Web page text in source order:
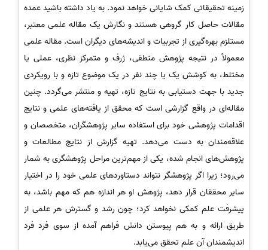
زمینه تحقیقاتی کمک شایانی خواهد نمود. به یاد داشته باشید عمده
مقالات حاصل کار گروهی هستند و نگارش یک مقاله علمی معتبر،
مستلزم بهره‌گیری از تجربیات و اندیشه‌های دیگران است. مقاله علمی
معمولاً در نتیجه پژوهش منطقی، ژرف و متمرکز نظری، عملی یا
مختلط، به کوشش یک یا چند نفر در یک موضوع تازه و با رویکردی
جدید با جهت دستیابی به نتایج تازه، تهیه و منتشر می‌گردد. چنین
مقاله‌ای در واقع گزارشی است که محقق از یافته‌های علمی و نتایج
اقدامات پژوهشی خود برای استفاده سایر پژوهشگران، متخصصان و
علاقه‌مندان به دست می‌دهد. تهیه گزارش از نتایج مطالعات و
پژوهش‌های انجام شده، یکی از مهم‌ترین مراحل پژوهشگری به شمار
می‌رود؛ زیرا اگر پژوهشگر نتواند دستاوردهای علمی خود را در اختیار
سایر محققان قرار دهد، پژوهش او هر اندازه هم که مهم باشد، به
پیشرفت علم کمکی نخواهد کرد؛ چون رشد و گسترش هر علمی از
طریق ارائه و به هم پیوستن دانش فراهم آمده از سوی فرد فرد
اندیشمندان آن علم تحقق می‌یابد.